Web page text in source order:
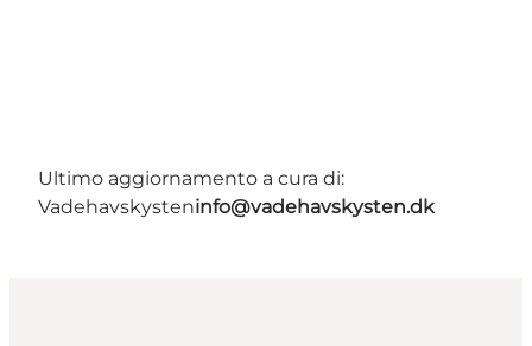
Ultimo aggiornamento a cura di:
Vadehavskysteninfo@vadehavskysten.dk